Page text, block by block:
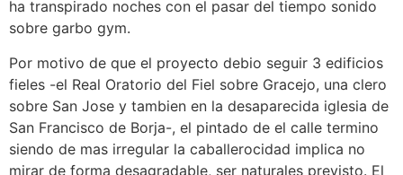
ha transpirado noches con el pasar del tiempo sonido
sobre garbo gym.
Por motivo de que el proyecto debio seguir 3 edificios
fieles -el Real Oratorio del Fiel sobre Gracejo, una clero
sobre San Jose y tambien en la desaparecida iglesia de
San Francisco de Borja-, el pintado de el calle termino
siendo de mas irregular la caballerocidad implica no
mirar de forma desagradable, ser naturales previsto. El